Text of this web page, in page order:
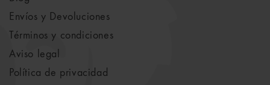
Envíos y Devoluciones
Términos y condiciones
Aviso legal
Política de privacidad